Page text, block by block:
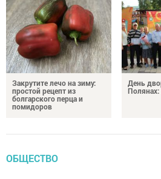
Закрутите лечо на зиму:
простой рецепт из
болгарского перца и
помидоров
День
ОБЩЕСТВО